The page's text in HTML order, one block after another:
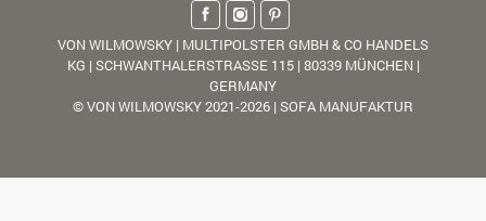
VON WILMOWSKY | MULTIPOLSTER GMBH & CO HANDELS
KG | SCHWANTHALERSTRASSE 115 | 80339 MÜNCHEN |
GERMANY
© VON WILMOWSKY 2021-2026 | SOFA MANUFAKTUR